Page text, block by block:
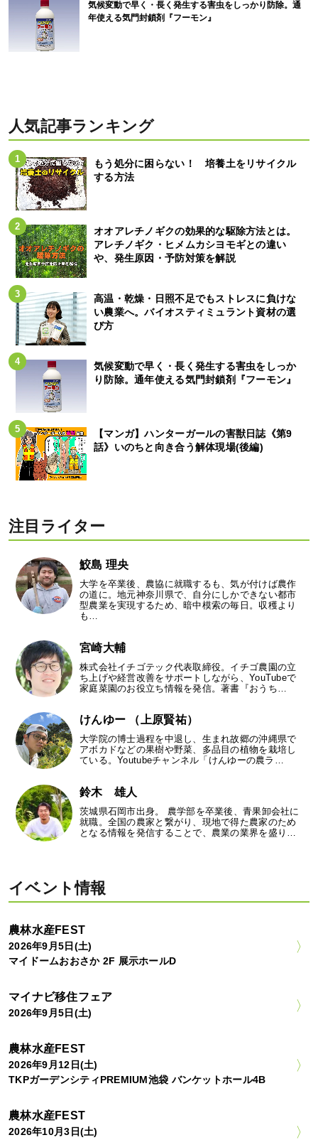
気候変動で早く・長く発生する害虫をしっかり防除。通
年使える気門封鎖剤『フーモン』
人気記事ランキング
もう処分に困らない！ 培養土をリサイクル
する方法
オオアレチノギクの効果的な駆除方法とは。
アレチノギク・ヒメムカシヨモギとの違い
や、発生原因・予防対策を解説
高温・乾燥・日照不足でもストレスに負けな
い農業へ。バイオスティミュラント資材の選
び方
気候変動で早く・長く発生する害虫をしっか
り防除。通年使える気門封鎖剤『フーモン』
【マンガ】ハンターガールの害獣日誌《第9
話》いのちと向き合う解体現場(後編)
注目ライター
鮫島 理央
大学を卒業後、農協に就職するも、気が付けば農作
の道に。地元神奈川県で、自分にしかできない都市
型農業を実現するため、暗中模索の毎日。収穫より
も…
宮崎大輔
株式会社イチゴテック代表取締役。イチゴ農園の立
ち上げや経営改善をサポートしながら、YouTubeで
家庭菜園のお役立ち情報を発信。著書『おうち…
けんゆー （上原賢祐）
大学院の博士過程を中退し、生まれ故郷の沖縄県で
アボカドなどの果樹や野菜、多品目の植物を栽培し
ている。Youtubeチャンネル「けんゆーの農ラ…
鈴木 雄人
茨城県石岡市出身。 農学部を卒業後、青果卸会社に
就職。全国の農家と繋がり、現地で得た農家のため
となる情報を発信することで、農業の業界を盛り…
イベント情報
農林水産FEST
2026年9月5日(土)
マイドームおおさか 2F 展示ホールD
マイナビ移住フェア
2026年9月5日(土)
農林水産FEST
2026年9月12日(土)
TKPガーデンシティPREMIUM池袋 バンケットホール4B
農林水産FEST
2026年10月3日(土)